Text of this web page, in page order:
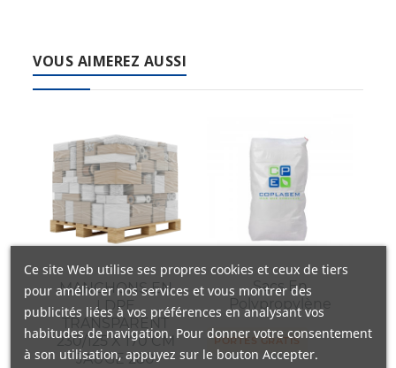
VOUS AIMEREZ AUSSI
MANCHONS EN
LDPE
TRANSPARENT
230/125 X 170 CM
JAUGE 280
Sacs En
Polypropylène
PORTES GRATIS
Ce site Web utilise ses propres cookies et ceux de tiers
pour améliorer nos services et vous montrer des
publicités liées à vos préférences en analysant vos
habitudes de navigation. Pour donner votre consentement
à son utilisation, appuyez sur le bouton Accepter.